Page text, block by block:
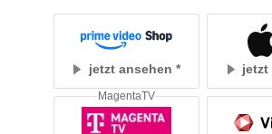
jetzt ansehen jetzt
MagentaTV